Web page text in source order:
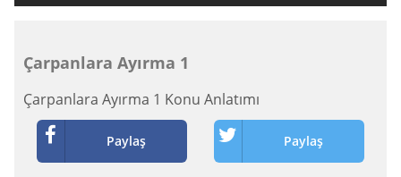
Çarpanlara Ayırma 1
Çarpanlara Ayırma 1 Konu Anlatımı
Paylaş Paylaş